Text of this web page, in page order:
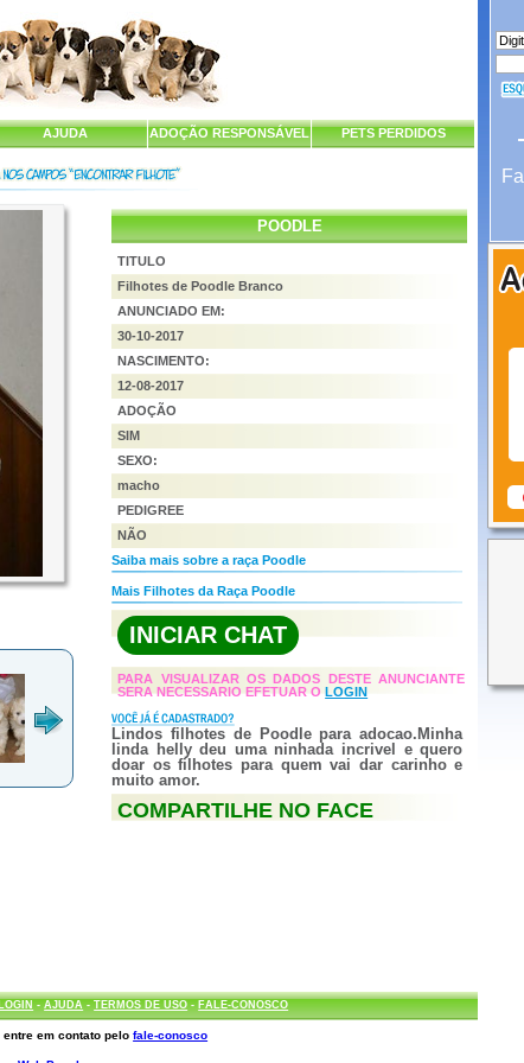
AJUDA ADOÇÃO RESPONSÁVEL PETS PERDIDOS
POODLE
TITULO
Filhotes de Poodle Branco
ANUNCIADO EM:
30-10-2017
NASCIMENTO:
12-08-2017
ADOÇÃO
SIM
SEXO:
macho
PEDIGREE
NÃO
Saiba mais sobre a raça Poodle
Mais Filhotes da Raça Poodle
INICIAR CHAT
PARA VISUALIZAR OS DADOS DESTE ANUNCIANTE
SERA NECESSARIO EFETUAR OLOGIN
Lindos filhotes de Poodle para adocao.Minha
linda helly deu uma ninhada incrivel e quero
doar os filhotes para quem vai dar carinho e
muito amor.
COMPARTILHE NO FACE
LOGIN-AJUDA-TERMOS DE USO- FALE-CONOSCO
entre em contato pelofale-conosco